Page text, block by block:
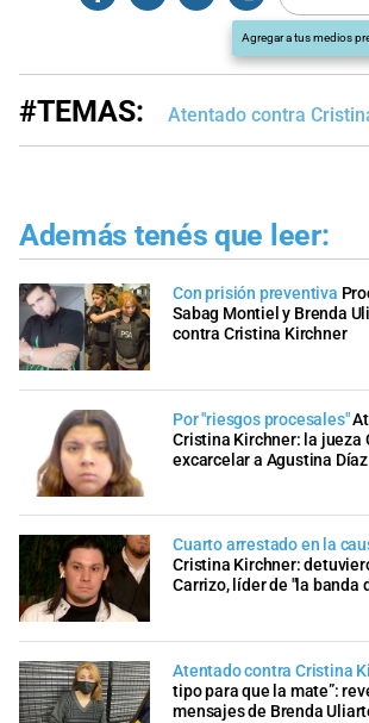
Agregar a tus medios
#TEMAS: Atentado contra
Además tenés que leer:
Con prisión preventiva
Sabag Montiel y Brenda
contra Cristina Kirchner
Por "riesgos procesales"
Cristina Kirchner: la jueza
excarcelar a Agustina Díaz
Cuarto arrestado en la
Cristina Kirchner:
Carrizo, líder de "la banda
Atentado contra Cristina
tipo para que la mate”:
mensajes de Brenda